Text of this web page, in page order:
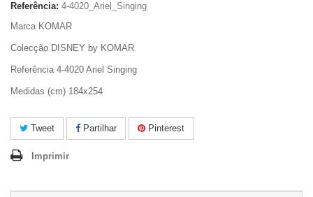
Referência: 4-4020_Ariel_Singing
Marca KOMAR
Colecção DISNEY by KOMAR
Referência 4-4020 Ariel Singing
Medidas (cm) 184x254
Tweet Partilhar Pinterest
Imprimir